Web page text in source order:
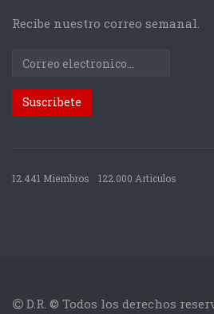
Recibe nuestro correo semanal.
12.441 Miembros 122.000 Articulos
D.R. © Todos los derechos